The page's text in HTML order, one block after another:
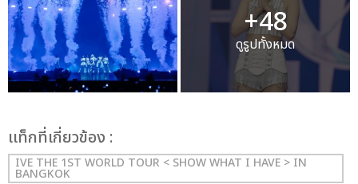
+48
ดูรูปทั้งหมด
เเท็กที่เกี่ยวข้อง :
IVE THE 1ST WORLD TOUR < SHOW WHAT I HAVE > IN
BANGKOK